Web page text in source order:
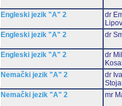
Engleski jezik "A" 2
dr
Engleski jezik "A" 2 dr
Engleski jezik "A" 2
dr
Nemački jezik "A" 2
dr
Nemački jezik "A" 2 mr